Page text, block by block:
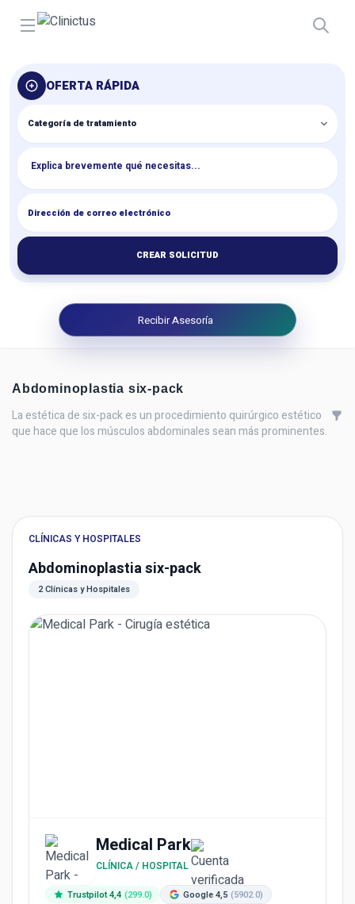
Open menu
OFERTA RÁPIDA
CREAR SOLICITUD
Recibir Asesoría
Abdominoplastia six-pack
La estética de six-pack es un procedimiento quirúrgico estético
que hace que los músculos abdominales sean más prominentes.
CLÍNICAS Y HOSPITALES
Abdominoplastia six-pack
2 Clínicas y Hospitales
Medical Park
CLÍNICA / HOSPITAL
Trustpilot 4,4 (299.0) Google 4,5 (5902.0)